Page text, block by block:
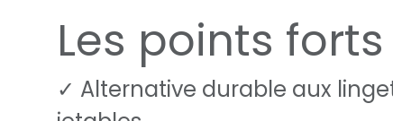
Les points forts
✓ Alternative durable aux